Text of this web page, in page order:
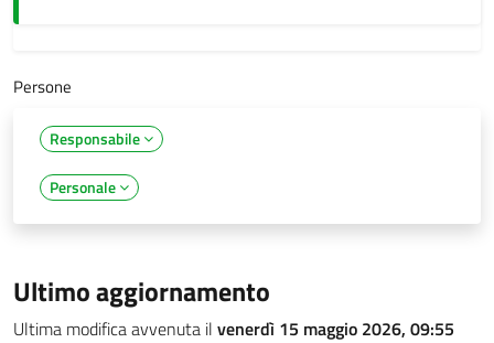
Persone
Responsabile
Personale
Ultimo aggiornamento
Ultima modifica avvenuta il venerdì 15 maggio 2026, 09:55